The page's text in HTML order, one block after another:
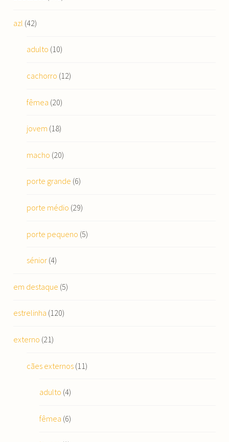
azl (42)
adulto (10)
cachorro (12)
fêmea (20)
jovem (18)
macho (20)
porte grande (6)
porte médio (29)
porte pequeno (5)
sénior(4)
em destaque (5)
estrelinha (120)
externo (21)
cães externos(11)
adulto (4)
fêmea (6)